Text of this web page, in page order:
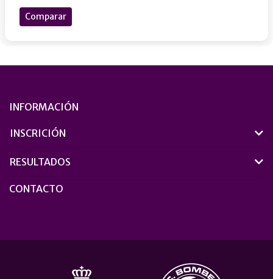
Comparar
INFORMACIÓN
INSCRICIÓN
RESULTADOS
CONTACTO